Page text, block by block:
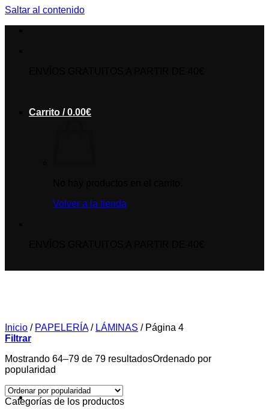
Saltar al contenido
Carrito /0.00€
Volver a la tienda
Inicio / PAPELERÍA / LÁMINAS /Página 4
Filtrar
Mostrando 64–79 de 79 resultadosOrdenado por
popularidad
Categorías de los productos